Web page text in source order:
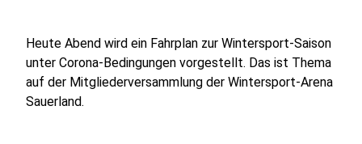
Heute Abend wird ein Fahrplan zur Wintersport-Saison
unter Corona-Bedingungen vorgestellt. Das ist Thema
auf der Mitgliederversammlung der Wintersport-Arena
Sauerland.